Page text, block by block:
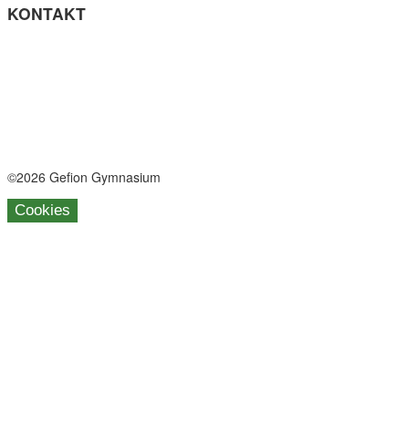
KONTAKT
©2026 Gefion Gymnasium
Cookies